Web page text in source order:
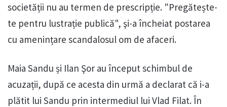
societății nu au termen de prescripție. "Pregătește-
te pentru lustrație publică", şi-a încheiat postarea
cu amenințare scandalosul om de afaceri.
Maia Sandu și Ilan Şor au început schimbul de
acuzații, după ce acesta din urmă a declarat că i-a
plătit lui Sandu prin intermediul lui Vlad Filat. În